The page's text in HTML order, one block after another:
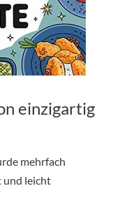
einzigartig
mehrfach
und leicht